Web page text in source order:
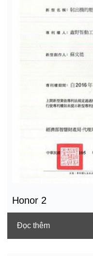
Honor 2
Đọc thêm